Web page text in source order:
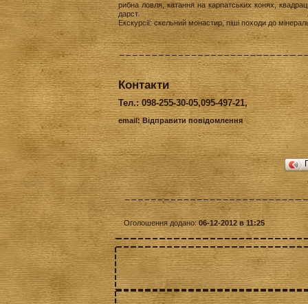
рибна ловля, катання на карпатських конях,
дарст.
Екскурсії: скельний монастир, піші походи до
Контакти
Тел.: 098-255-30-05,095-497-21,
email:Відправити повідомлення
Оголошення додано:06-12-2012 в 11:25